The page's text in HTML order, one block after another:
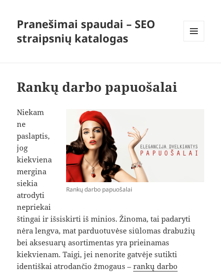
Pranešimai spaudai – SEO
straipsnių katalogas
Rankų darbo papuošalai
Rankų darbo papuošalai
Niekam
ne
paslaptis,
jog
kiekviena
mergina
siekia
atrodyti
nepriekai
štingai ir išsiskirti iš minios. Žinoma, tai padaryti
nėra lengva, mat parduotuvėse siūlomas drabužių
bei aksesuarų asortimentas yra prieinamas
kiekvienam. Taigi, jei nenorite gatvėje sutikti
identiškai atrodančio žmogaus –rankų darbo